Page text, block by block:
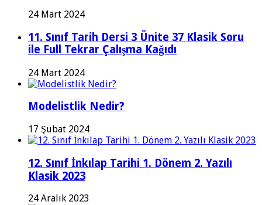
24 Mart 2024
11. Sınıf Tarih Dersi 3 Ünite 37 Klasik Soru
ile Full Tekrar Çalışma Kağıdı
24 Mart 2024
Modelistlik Nedir?
17 Şubat 2024
12. Sınıf İnkılap Tarihi 1. Dönem 2. Yazılı
Klasik 2023
24 Aralık 2023